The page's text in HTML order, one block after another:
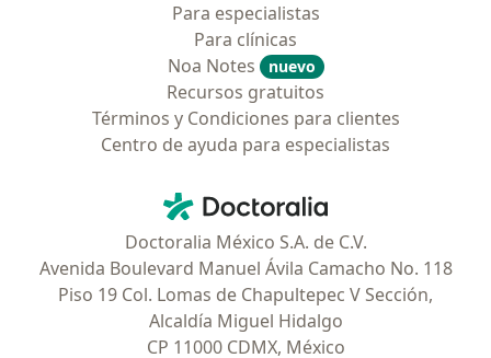
Para especialistas
Para clínicas
Noa Notes
nuevo
Recursos gratuitos
Términos y Condiciones para clientes
Centro de ayuda para especialistas
Doctoralia - Página de inicio
Doctoralia México S.A. de C.V.
Avenida Boulevard Manuel Ávila Camacho No. 118
Piso 19 Col. Lomas de Chapultepec V Sección,
Alcaldía Miguel Hidalgo
CP 11000 CDMX, México